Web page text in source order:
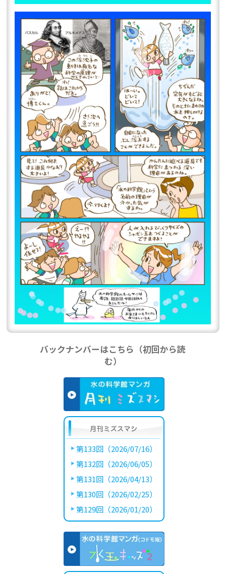
バックナンバーはこちら（初回から読
む）
第133回（2026/07/16）
第132回（2026/06/05）
第131回（2026/04/13）
第130回（2026/02/25）
第129回（2026/01/20）